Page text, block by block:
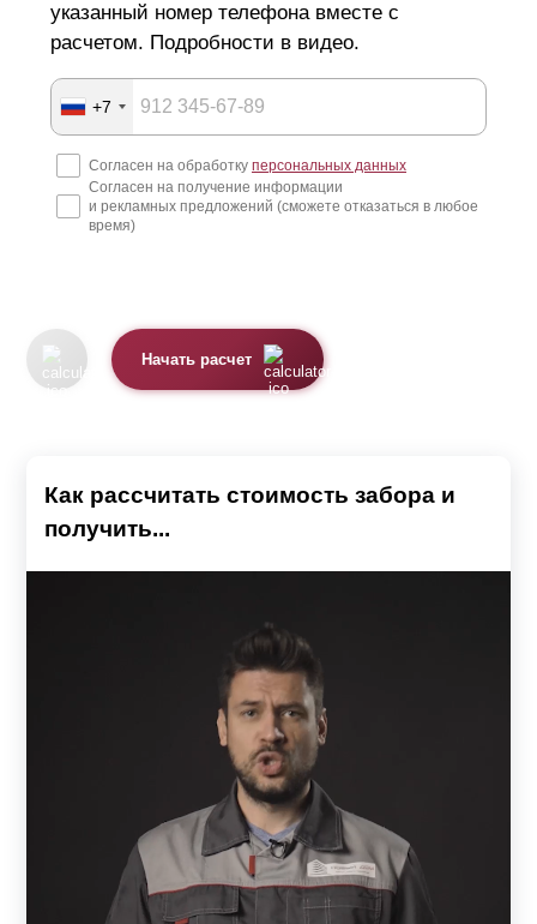
указанный номер телефона вместе с
расчетом. Подробности в видео.
+7
Согласен на обработку персональных данных
Согласен на получение информации
и рекламных предложений (сможете отказаться в любое
время)
Начать расчет
Как рассчитать стоимость забора и
получить...